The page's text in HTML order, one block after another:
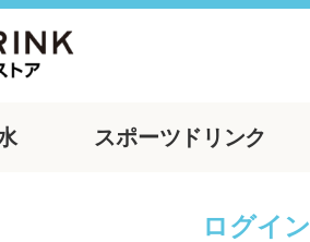
スポーツ ドリンク
ログイン